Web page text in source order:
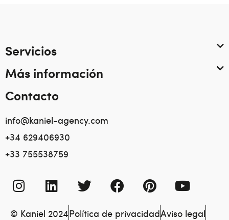
Servicios
Más información
Contacto
info@kaniel-agency.com
+34 629406930
+33 755538759
© Kaniel 2024Política de privacidadAviso legal